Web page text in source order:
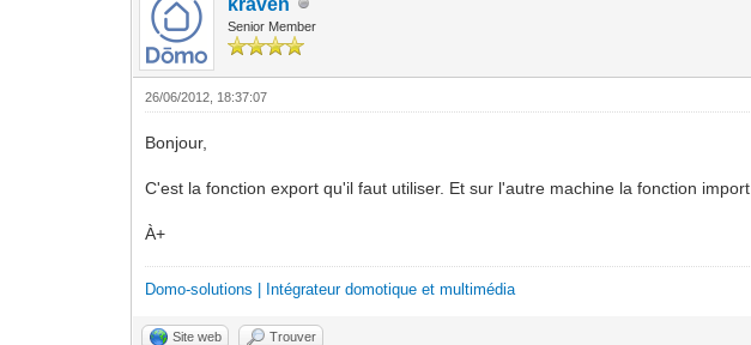
Senior Member
26/06/2012, 18:37:07
Bonjour,
C'est la fonction export qu'il faut utiliser. Et sur l'autre machine la fonction import.
À+
Domo-solutions | Intégrateur domotique et multimédia
Site web Trouver